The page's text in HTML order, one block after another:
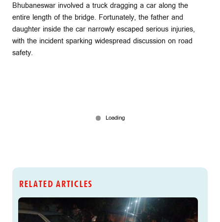
Bhubaneswar involved a truck dragging a car along the
entire length of the bridge. Fortunately, the father and
daughter inside the car narrowly escaped serious injuries,
with the incident sparking widespread discussion on road
safety.
RELATED ARTICLES